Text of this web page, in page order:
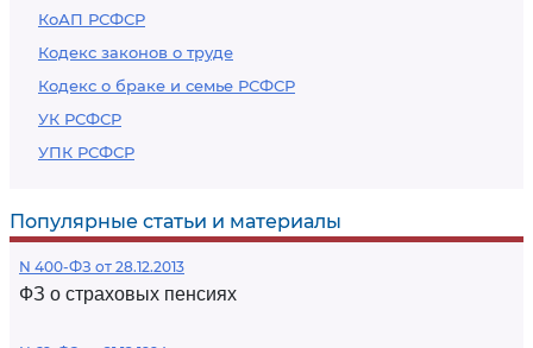
КоАП РСФСР
Кодекс законов о труде
Кодекс о браке и семье РСФСР
УК РСФСР
УПК РСФСР
Популярные статьи и материалы
N 400-ФЗ от 28.12.2013
ФЗ о страховых пенсиях